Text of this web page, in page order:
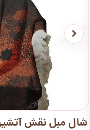
شال مبل نقش